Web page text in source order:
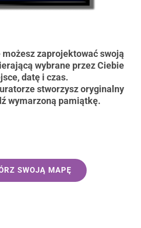
zaprojektować swoją
wybrane przez Ciebie
datę i czas.
stworzysz oryginalny
wymarzoną pamiątkę.
SWOJĄ MAPĘ